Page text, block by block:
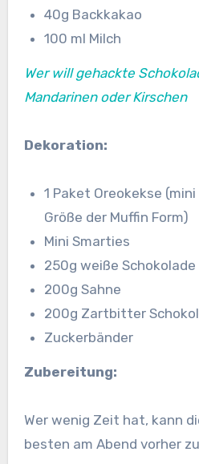
40g Backkakao
100 ml Milch
Wer will gehackte
Mandarinen oder Kirschen
Dekoration:
1 Paket Oreokekse
Größe der Muffin Form)
Mini Smarties
250g weiße Schokolade
200g Sahne
200g Zartbitter
Zuckerbänder
Zubereitung:
Wer wenig Zeit hat, kann
besten am Abend vorher